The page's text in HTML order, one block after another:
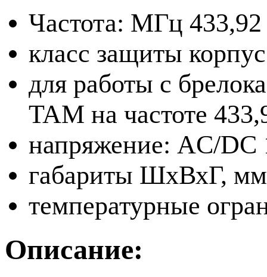
Частота: МГц 433,92
класс защиты
для работы с
TAM на частоте
напряжение: AC/DC
габариты ШхВхГ,
температурные
Описание: